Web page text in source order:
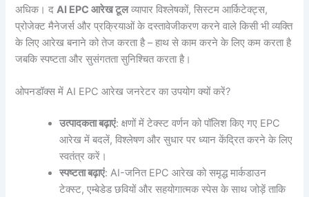
अधिक। दAI EPC आरेख टूलव्यापार विश्लेषकों, सिस्टम आर्किटेक्ट्स,
प्रोजेक्ट मैनेजर्स और प्रक्रियाओं के दस्तावेजीकरण करने वाले किसी भी व्यक्ति
के लिए आरेख बनाने को तेज करता है – हाथ से काम करने के लिए कम करता है
जबकि स्पष्टता और सुसंगतता सुनिश्चित करता है।
ओपनडॉक्स में AI EPC आरेख जनरेटर का उपयोग क्यों करें?
उत्पादकता बढ़ाएं: क्षणों में टेक्स्ट वर्णन को पॉलिश किए गए EPC
आरेख में बदलें, विश्लेषण और सुधार पर ध्यान केंद्रित करने के लिए
स्वतंत्र करें।
स्पष्टता बढ़ाएं: AI-जनित EPC आरेख को समृद्ध मार्कडाउन
टेक्स्ट, एम्बेडेड छवियों और सहयोगात्मक स्पेस के साथ जोड़ें ताकि